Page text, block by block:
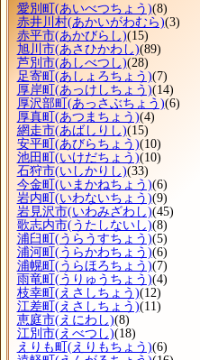
愛別町 (あいべつちょう)(8)
赤井川村(あかいがわむら)(3)
赤平市(あかびらし)(15)
旭川市(あさひかわし)(89)
芦別市(あしべつし)(28)
足寄町 (あしょろちょう)(7)
厚岸町 (あっけしちょう)(14)
厚沢部町 (あっさぶちょう)(6)
厚真町 (あつまちょう)(4)
網走市(あばしりし)(15)
安平町 (あびらちょう)(10)
池田町 (いけだちょう)(10)
石狩市(いしかりし)(33)
今金町 (いまかねちょう)(6)
岩内町 (いわないちょう)(9)
岩見沢市(いわみざわし)(45)
歌志内市(うたしないし)(8)
浦臼町 (うらうすちょう)(5)
浦河町 (うらかわちょう)(6)
浦幌町 (うらほろちょう)(7)
雨竜町 (うりゅうちょう)(4)
枝幸町 (えさしちょう)(12)
江差町 (えさしちょう)(11)
恵庭市(えにわし)(8)
江別市(えべつし)(18)
えりも町 (えりもちょう)(6)